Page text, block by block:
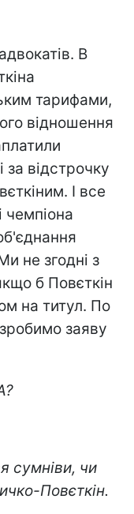
В
тарифами,
відношення
за відстрочку
І все
чемпіона
не згодні з
б Повєткін
на титул. По
заяву
сумніви, чи
Повєткін.